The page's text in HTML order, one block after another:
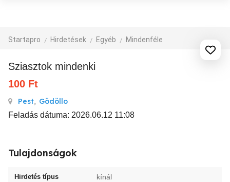
Startapro Hirdetések Egyéb Mindenféle
Sziasztok mindenki
100 Ft
Pest, Gödöllo
Feladás dátuma: 2026.06.12 11:08
Tulajdonságok
Hirdetés típus kínál